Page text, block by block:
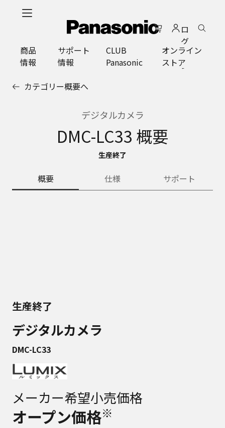
ロ
グ
イ
ン
商品
情報
サポート
情報
CLUB
Panasonic
オンライン
ストア
カテゴリー概要へ
デジタルカメラ
DMC-LC33 概要
生産終了
概要 仕様 サポート
生産終了
デジタルカメラ
DMC-LC33
メーカー希望小売価格
オープン価格※